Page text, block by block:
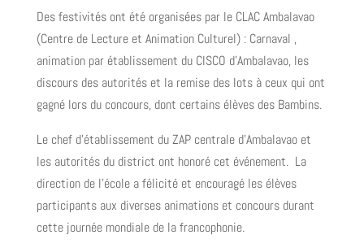
Des festivités ont été organisées par le CLAC Ambalavao
(Centre de Lecture et Animation Culturel) : Carnaval ,
animation par établissement du CISCO d’Ambalavao, les
discours des autorités et la remise des lots à ceux qui ont
gagné lors du concours, dont certains élèves des Bambins.
Le chef d’établissement du ZAP centrale d’Ambalavao et
les autorités du district ont honoré cet événement. La
direction de l’école a félicité et encouragé les élèves
participants aux diverses animations et concours durant
cette journée mondiale de la francophonie.